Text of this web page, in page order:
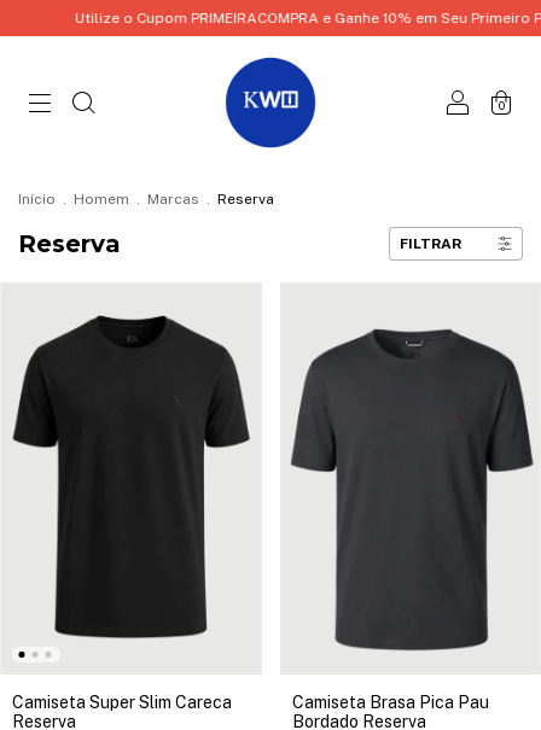
Utilize o Cupom PRIMEIRACOMPRA e Ganhe 10% em Seu Primeiro
0
Início . Homem . Marcas . Reserva
Reserva FILTRAR
Camiseta Super Slim Careca
Reserva
Camiseta Brasa Pica Pau
Bordado Reserva